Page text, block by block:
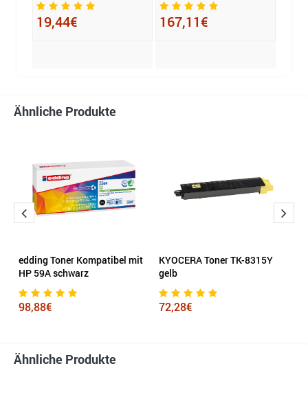
19,44€ 167,11€
Ähnliche Produkte
edding Toner Kompatibel mit
HP 59A schwarz
98,88€
KYOCERA Toner TK-8315Y
gelb
72,28€
Ähnliche Produkte